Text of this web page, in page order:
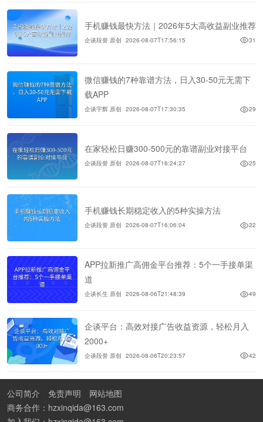
手机赚钱最快方法｜2026年5大高收益副业推荐
企谈段誉 原创 2026-08-07T17:56:15 31
微信赚钱的7种靠谱方法，日入30-50元无需下
载APP
企谈宇辉 原创 2026-08-07T17:30:35 29
在家轻松日赚300-500元的靠谱副业对接平台
企谈段誉 原创 2026-08-07T16:24:27 25
手机赚钱长期稳定收入的5种实操方法
企谈段誉 原创 2026-08-07T16:06:04 22
APP拉新推广高佣金平台推荐：5个一手接单渠
道
企谈长生 原创 2026-08-06T21:48:39 49
企谈平台：高效对接广告收益资源，轻松月入
2000+
企谈段誉 原创 2026-08-06T20:23:57 42
公司简介 免责声明
网站地图
商务合作：hzxinqida@163.com